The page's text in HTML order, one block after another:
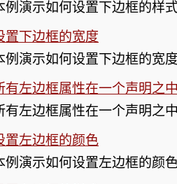
例演示如何设置下边框的样
置下边框的宽度
例演示如何设置下边框的宽
有左边框属性在一个声明之
有左边框属性在一个声明之
置左边框的颜色
例演示如何设置左边框的颜